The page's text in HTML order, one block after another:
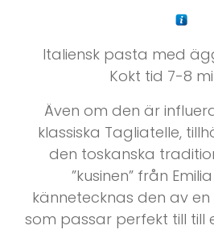
Italiensk pasta med
Kokt tid 7-8
Även om den är
klassiska Tagliatelle,
den toskanska
”kusinen” från
kännetecknas den av en
som passar perfekt till till